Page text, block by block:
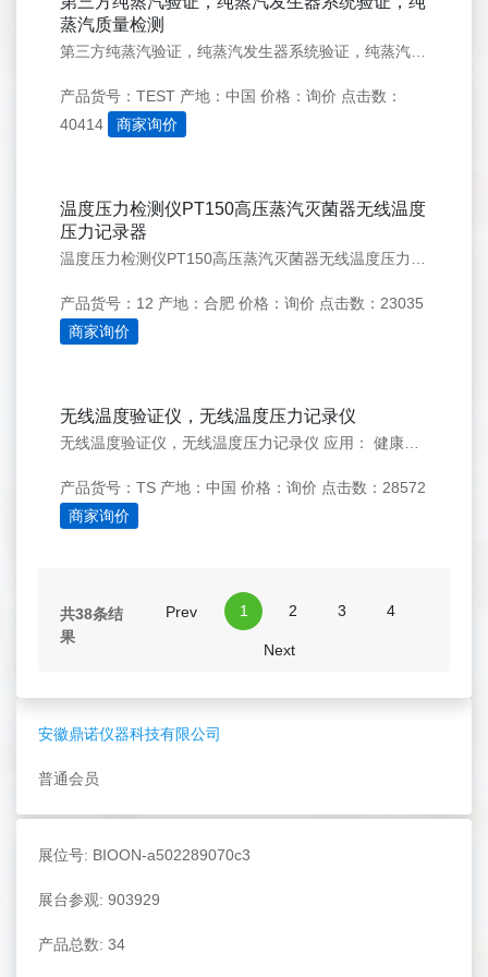
安徽鼎诺仪器科技有限公司
普通会员
展位号: BIOON-a502289070c3
展台参观: 903929
产品总数: 34
蒸汽质量检测
产品货号：TEST 产地：中国 价格：询价 点击数：
40414
商家询价
温度压力检测仪PT150高压蒸汽灭菌器无线温度
压力记录器
产品货号：12 产地：合肥 价格：询价 点击数：23035
商家询价
无线温度验证仪，无线温度压力记录仪
产品货号：TS 产地：中国 价格：询价 点击数：28572
商家询价
共38条结
果
Prev 1 2 3 4
Next